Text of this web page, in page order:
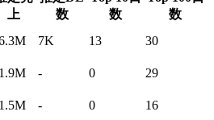
上
数
数
数
7K 13
30
- 0
29
- 0
16